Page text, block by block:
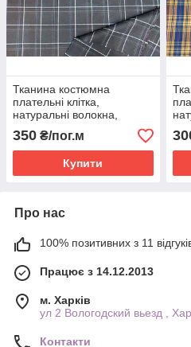
Тканина костюмна
плательні клітка,
натуральні волокна,
слабкий стрейч
(5%еластану) №312
350 ₴/пог.м
Купити
Про нас
100% позитивних з 11
Працює з 14.12.2013
м. Харків
ул 2 Вологодский вьезд ,
Контакти